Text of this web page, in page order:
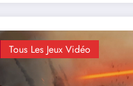
Tous Les Jeux Vidéo